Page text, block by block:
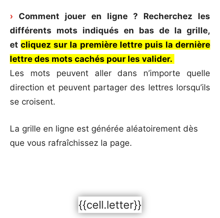
› Comment jouer en ligne ? Recherchez les
différents mots indiqués en bas de la grille,
et cliquez sur la première lettre puis la dernière
lettre des mots cachés pour les valider.
Les mots peuvent aller dans n’importe quelle
direction et peuvent partager des lettres lorsqu’ils
se croisent.
La grille en ligne est générée aléatoirement dès
que vous rafraîchissez la page.
{{cell.letter}}